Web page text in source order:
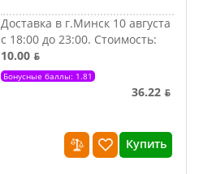
Доставка в г.Минск 10 августа
с 18:00 до 23:00. Стоимость:
10.00 ƃ
Бонусные баллы: 1.81
36.22 ƃ
Купить